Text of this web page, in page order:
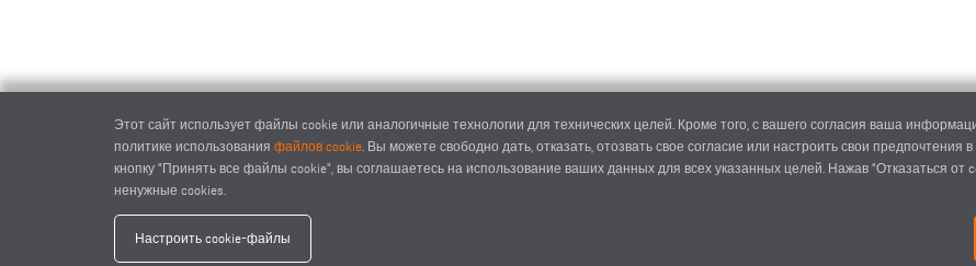
Этот сайт использует файлы cookie или аналогичные технологии для технических целей. Кроме того, с вашего согласия ваша
политике использования файлов cookie . Вы можете свободно дать, отказать, отозвать свое согласие или настроить свои
кнопку "Принять все файлы cookie", вы соглашаетесь на использование ваших данных для всех указанных целей. Нажав "Отказаться от
ненужные cookies.
Настроить cookie-файлы